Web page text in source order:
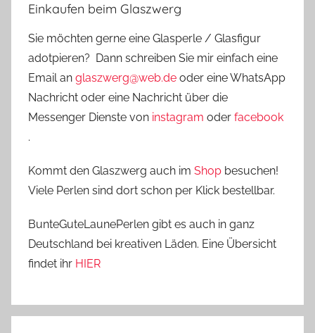
Einkaufen beim Glaszwerg
Sie möchten gerne eine Glasperle / Glasfigur
adotpieren? Dann schreiben Sie mir einfach eine
Email an glaszwerg@web.de oder eine WhatsApp
Nachricht oder eine Nachricht über die
Messenger Dienste von instagram oder facebook
.
Kommt den Glaszwerg auch im Shop besuchen!
Viele Perlen sind dort schon per Klick bestellbar.
BunteGuteLaunePerlen gibt es auch in ganz
Deutschland bei kreativen Läden. Eine Übersicht
findet ihr HIER